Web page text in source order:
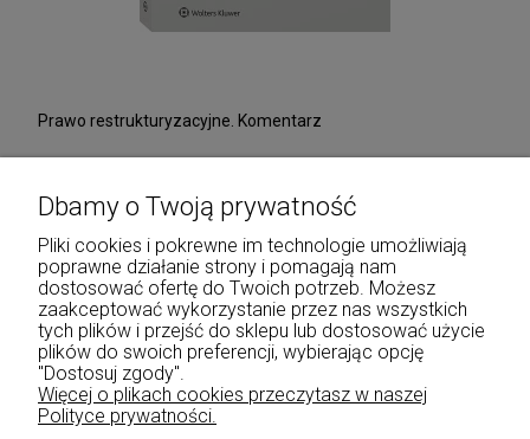
Prawo restrukturyzacyjne. Komentarz
zawiera 5% VAT, bez kosztów dostawy
Cena regularna:259,00 zł
Najniższa cena:259,00 zł
DO KOSZYKA
Dbamy o Twoją prywatność
Pliki cookies i pokrewne im technologie umożliwiają
poprawne działanie strony i pomagają nam
dostosować ofertę do Twoich potrzeb. Możesz
zaakceptować wykorzystanie przez nas wszystkich
tych plików i przejść do sklepu lub dostosować użycie
plików do swoich preferencji, wybierając opcję
"Dostosuj zgody".
Więcej o plikach cookies przeczytasz w naszej
Polityce prywatności.